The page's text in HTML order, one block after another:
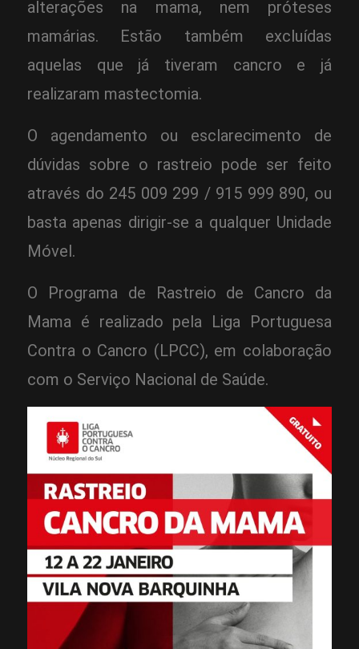
alterações na mama, nem próteses
mamárias. Estão também excluídas
aquelas que já tiveram cancro e já
realizaram mastectomia.
O agendamento ou esclarecimento de
dúvidas sobre o rastreio pode ser feito
através do 245 009 299 / 915 999 890, ou
basta apenas dirigir-se a qualquer Unidade
Móvel.
O Programa de Rastreio de Cancro da
Mama é realizado pela Liga Portuguesa
Contra o Cancro (LPCC), em colaboração
com o Serviço Nacional de Saúde.